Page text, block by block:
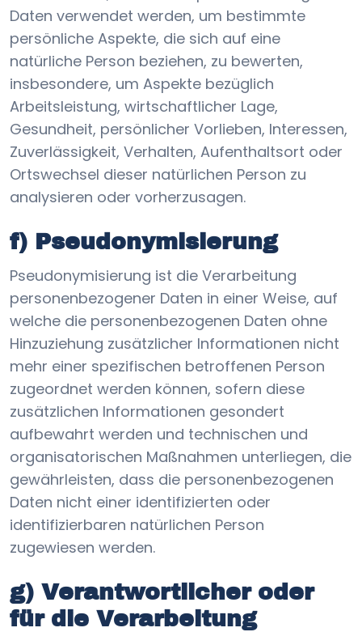
Daten verwendet werden, um bestimmte
persönliche Aspekte, die sich auf eine
natürliche Person beziehen, zu bewerten,
insbesondere, um Aspekte bezüglich
Arbeitsleistung, wirtschaftlicher Lage,
Gesundheit, persönlicher Vorlieben, Interessen,
Zuverlässigkeit, Verhalten, Aufenthaltsort oder
Ortswechsel dieser natürlichen Person zu
analysieren oder vorherzusagen.
f) Pseudonymisierung
Pseudonymisierung ist die Verarbeitung
personenbezogener Daten in einer Weise, auf
welche die personenbezogenen Daten ohne
Hinzuziehung zusätzlicher Informationen nicht
mehr einer spezifischen betroffenen Person
zugeordnet werden können, sofern diese
zusätzlichen Informationen gesondert
aufbewahrt werden und technischen und
organisatorischen Maßnahmen unterliegen, die
gewährleisten, dass die personenbezogenen
Daten nicht einer identifizierten oder
identifizierbaren natürlichen Person
zugewiesen werden.
g) Verantwortlicher oder
für die Verarbeitung